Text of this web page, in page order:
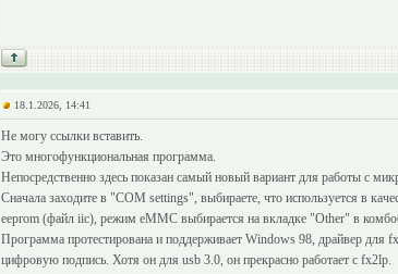
18.1.2026, 14:41
Не могу ссылки вставить.
Это многофункциональная программа.
Непосредственно здесь показан самый новый вариант для работы с
Сначала заходите в "COM settings", выбираете, что используется в
eeprom (файл iic), режим eMMC выбирается на вкладке "Other" в
Программа протестирована и поддерживает Windows 98, драйвер для
цифровую подпись. Хотя он для usb 3.0, он прекрасно работает с fx2lp.